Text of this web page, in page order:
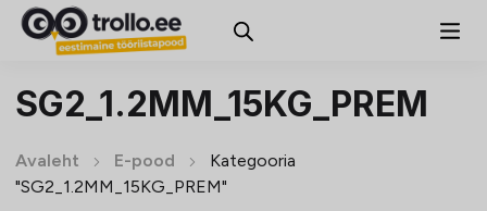
SG2_1.2MM_15KG_PREM
Avaleht E-pood
Kategooria
"SG2_1.2MM_15KG_PREM"